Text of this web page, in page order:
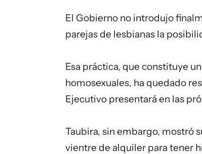
El Gobierno no introdujo
parejas de lesbianas la
Esa práctica, que constituye
homosexuales, ha quedado
Ejecutivo presentará en las
Taubira, sin embargo, mostró
vientre de alquiler para tener